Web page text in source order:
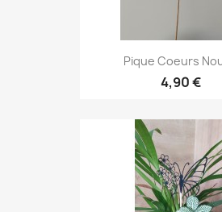
Pique Coeurs
4,90 €